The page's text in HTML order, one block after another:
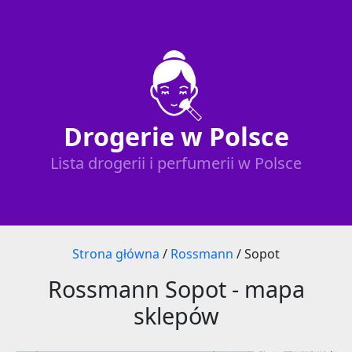
Drogerie w Polsce
Lista drogerii i perfumerii w Polsce
Strona główna / Rossmann /Sopot
Rossmann Sopot - mapa
sklepów